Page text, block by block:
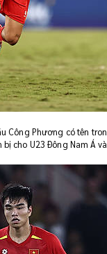
Phương có tên
bị cho U23 Đông Nam